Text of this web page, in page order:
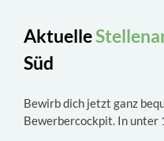
Aktuelle
Süd
Bewirb dich jetzt ganz
Bewerbercockpit. In unter